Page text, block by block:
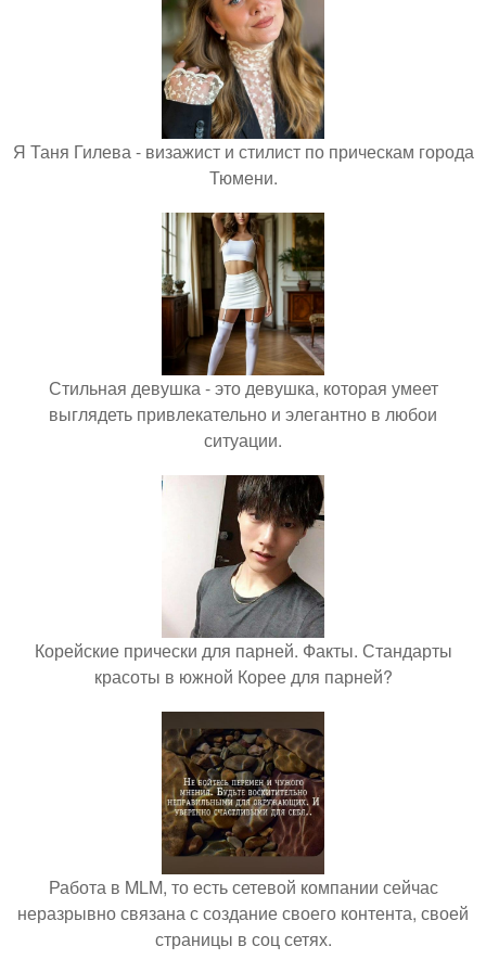
Я Таня Гилева - визажист и стилист по прическам города
Тюмени.
Стильная девушка - это девушка, которая умеет
выглядеть привлекательно и элегантно в любои
ситуации.
Корейские прически для парней. Факты. Стандарты
красоты в южной Корее для парней?
Работа в MLM, то есть сетевой компании сейчас
неразрывно связана с создание своего контента, своей
страницы в соц сетях.